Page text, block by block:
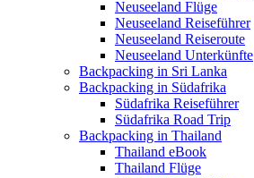
Neuseeland Flüge
Neuseeland Reiseführer
Neuseeland Reiseroute
Neuseeland Unterkünfte
Backpacking in Sri Lanka
Backpacking in Südafrika
Südafrika Reiseführer
Südafrika Road Trip
Backpacking in Thailand
Thailand eBook
Thailand Flüge